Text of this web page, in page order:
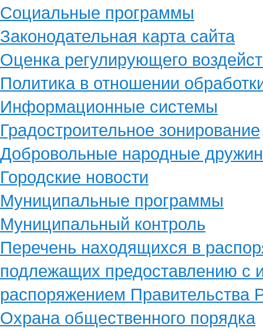
Социальные программы
Законодательная карта сайта
Оценка регулирующего
Политика в отношении
Информационные системы
Градостроительное зонирование
Добровольные народные
Городские новости
Муниципальные программы
Муниципальный контроль
Перечень находящихся в
подлежащих предоставлению с
распоряжением
Охрана общественного порядка